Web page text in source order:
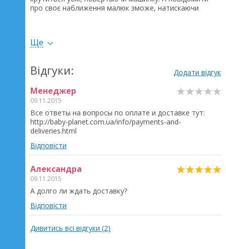
про своє наближення малюк зможе, натискаючи
не лише на свіжому повітрі, а й удома.
нетоксичного полімеру, навіть якщо малюк
врізатиметься у різні предмети, пошкодити іграшку не
зможе. Вага машинки 1696 г.
Ще
Відгуки: Додати відгук
Менеджер
09.11.2015
Все ответы на вопросы по оплате и доставке тут:
http://baby-planet.com.ua/info/payments-and-
deliveries.html
Відповісти
Александра
09.11.2015
А долго ли ждать доставку?
Відповісти
Дивитись всі відгуки (2)